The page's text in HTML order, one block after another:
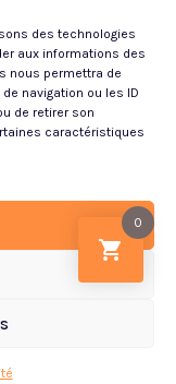
des technologies
aux informations des
nous permettra de
navigation ou les ID
de retirer son
caractéristiques
le
0